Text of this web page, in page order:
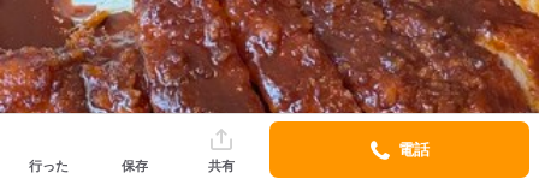
行った 保存 共有
電話